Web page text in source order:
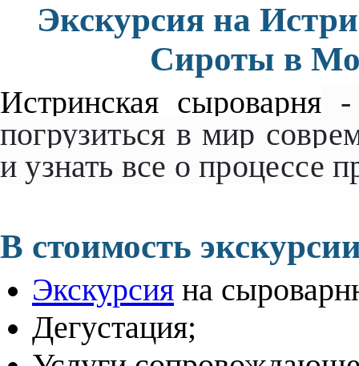
Экскурсия на
Сироты в
Истринская сыроварня -
погрузиться в мир
и узнать все о процессе
В стоимость
Экскурсия на
Дегустация;